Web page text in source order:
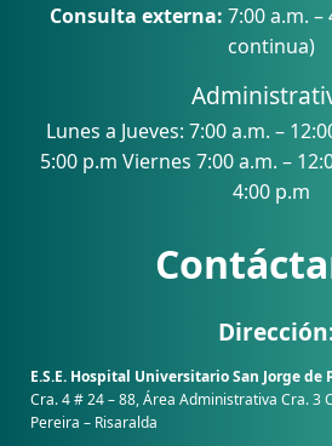
Consulta externa: 7:00 a.m. –
continua)
Lunes a Jueves: 7:00 a.m. –
5:00 p.m Viernes 7:00 a.m. –
4:00 p.m
E.S.E. Hospital Universitario San Jorge de
Cra. 4 # 24 – 88, Área Administrativa Cra. 3
Pereira – Risaralda